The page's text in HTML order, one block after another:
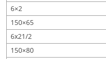
6×2
150×65
6x21/2
150×80